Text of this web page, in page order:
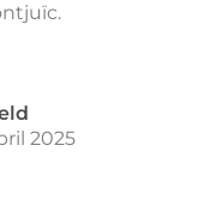
2025